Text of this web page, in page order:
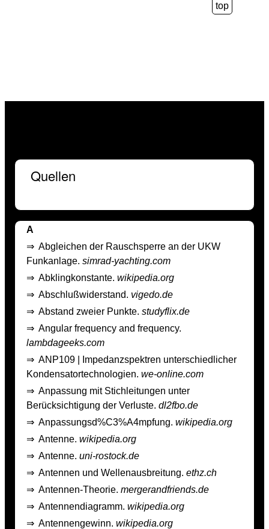
top
Quellen
A
⇒ Abgleichen der Rauschsperre an der UKW
Funkanlage. simrad-yachting.com
⇒ Abklingkonstante. wikipedia.org
⇒ Abschlußwiderstand. vigedo.de
⇒ Abstand zweier Punkte. studyflix.de
⇒ Angular frequency and frequency.
lambdageeks.com
⇒ ANP109 | Impedanzspektren unterschiedlicher
Kondensatortechnologien. we-online.com
⇒ Anpassung mit Stichleitungen unter
Berücksichtigung der Verluste. dl2fbo.de
⇒ Anpassungsd%C3%A4mpfung. wikipedia.org
⇒ Antenne. wikipedia.org
⇒ Antenne. uni-rostock.de
⇒ Antennen und Wellenausbreitung. ethz.ch
⇒ Antennen-Theorie. mergerandfriends.de
⇒ Antennendiagramm. wikipedia.org
⇒ Antennengewinn. wikipedia.org